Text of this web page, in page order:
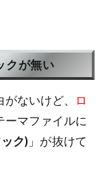
クが無い
ないけど、
ロ
ーマファイルに
ク) 」が抜けて